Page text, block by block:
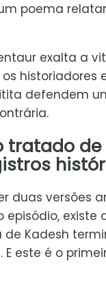
poema
exalta a
os historiadores
defendem
tratado de
duas versões
episódio, existe
de Kadesh
E este é o